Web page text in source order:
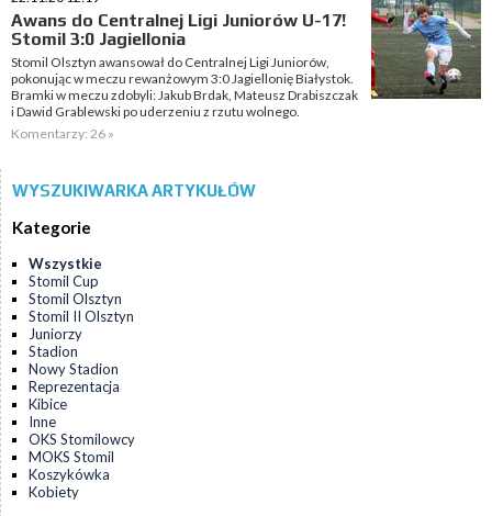
Awans do Centralnej Ligi Juniorów U-17!
Stomil 3:0 Jagiellonia
Stomil Olsztyn awansował do Centralnej Ligi Juniorów,
pokonując w meczu rewanżowym 3:0 Jagiellonię Białystok.
Bramki w meczu zdobyli: Jakub Brdak, Mateusz Drabiszczak
i Dawid Grablewski po uderzeniu z rzutu wolnego.
Komentarzy: 26 »
WYSZUKIWARKA ARTYKUŁÓW
Kategorie
Wszystkie
Stomil Cup
Stomil Olsztyn
Stomil II Olsztyn
Juniorzy
Stadion
Nowy Stadion
Reprezentacja
Kibice
Inne
OKS Stomilowcy
MOKS Stomil
Koszykówka
Kobiety